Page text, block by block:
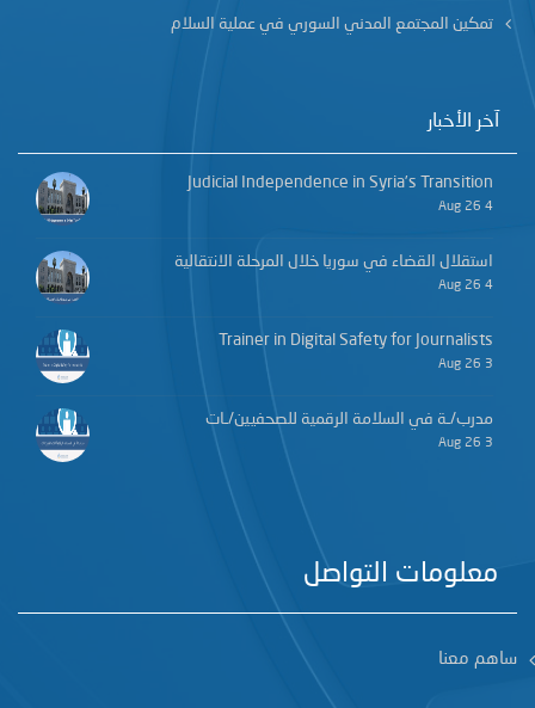
تمكين المجتمع المدني السوري في عملية السلام
آخر الأخبار
Judicial Independence in Syria’s Transition
4 Aug 26
استقلال القضاء في سوريا خلال المرحلة الانتقالية
4 Aug 26
Trainer in Digital Safety for Journalists
3 Aug 26
مدرب/ـة في السلامة الرقمية للصحفيين/ـات
3 Aug 26
معلومات التواصل
ساهم معنا